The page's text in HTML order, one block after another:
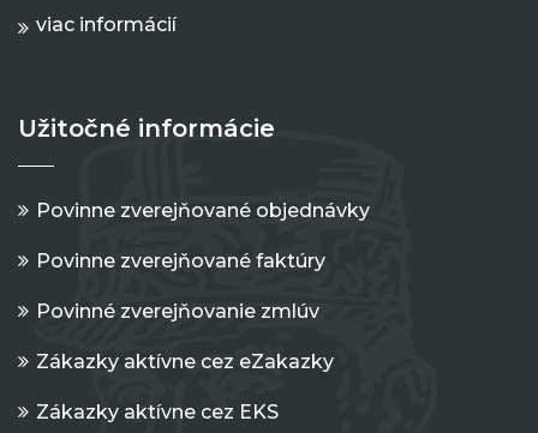
viac informácií
Užitočné informácie
Povinne zverejňované objednávky
Povinne zverejňované faktúry
Povinné zverejňovanie zmlúv
Zákazky aktívne cez eZakazky
Zákazky aktívne cez EKS